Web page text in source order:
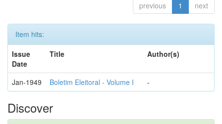
previous 1 next
Item hits:
Issue
Date
Title Author(s)
Jan-1949 Boletim Eleitoral - Volume I -
Discover